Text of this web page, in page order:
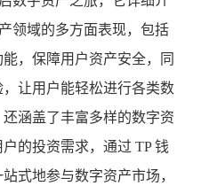
领域的多方面表现，包括
，保障用户资产安全，同
让用户能轻松进行各类数
涵盖了丰富多样的数字资
的投资需求，通过 TP 钱
式地参与数字资产市场，